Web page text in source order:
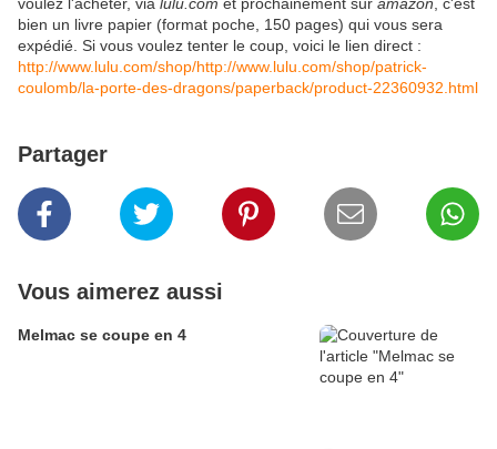
bien un livre papier (format poche, 150 pages) qui vous sera
expédié. Si vous voulez tenter le coup, voici le lien direct :
http://www.lulu.com/shop/http://www.lulu.com/shop/patrick-
coulomb/la-porte-des-dragons/paperback/product-22360932.html
Partager
Vous aimerez aussi
Melmac se coupe en 4